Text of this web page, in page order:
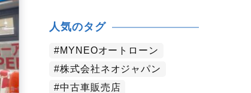
人気のタグ
MYNEOオートローン
株式会社ネオジャパン
中古車販売店